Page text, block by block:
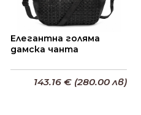
Елегантна голяма
дамска чанта
143.16 € (280.00 лв)